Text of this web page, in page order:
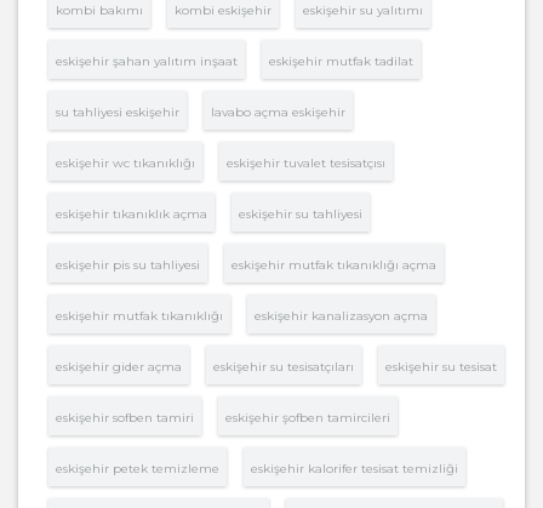
kombi bakımı kombi eskişehir eskişehir su yalıtımı
eskişehir şahan yalıtım inşaat eskişehir mutfak tadilat
su tahliyesi eskişehir lavabo açma eskişehir
eskişehir wc tıkanıklığı eskişehir tuvalet tesisatçısı
eskişehir tıkanıklık açma eskişehir su tahliyesi
eskişehir pis su tahliyesi eskişehir mutfak tıkanıklığı açma
eskişehir mutfak tıkanıklığı eskişehir kanalizasyon açma
eskişehir gider açma eskişehir su tesisatçıları eskişehir su tesisat
eskişehir sofben tamiri eskişehir şofben tamircileri
eskişehir petek temizleme eskişehir kalorifer tesisat temizliği